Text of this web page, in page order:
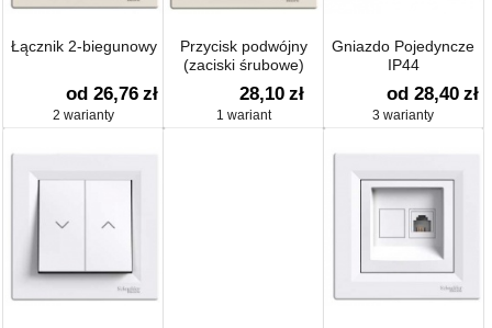
Łącznik 2-biegunowy
od 26,76 zł
2 warianty
Przycisk podwójny
(zaciski śrubowe)
28,10 zł
1 wariant
Gniazdo Pojedyncze
IP44
od 28,40 zł
3 warianty